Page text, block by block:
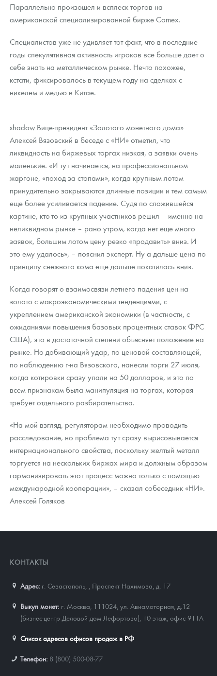
Параллельно произошел и всплеск торгов на
американской специализированной бирже Comex.
Специалистов уже не удивляет тот факт, что в последние
годы спекулятивная активность игроков все больше дает о
себе знать на металлическом рынке. Нечто похожее,
кстати, фиксировалось в текущем году на сделках с
никелем и медью в Китае.
shadow Вице-президент «Золотого монетного дома»
Алексей Вязовский в беседе с «НИ» отметил, что
ликвидность на биржевых торгах низкая, а заявки очень
маленькие. «И тут начинается, на профессиональном
жаргоне, «поход за стопами», когда крупным лотом
принудительно закрываются длинные позиции и тем самым
еще более усиливается падение. Судя по сложившейся
картине, кто-то из крупных участников решил – именно на
неликвидном рынке – рано утром, когда нет еще много
заявок, большим лотом цену резко «продавить» вниз. И
это ему удалось», – пояснил эксперт. Ну а дальше цена по
принципу снежного кома еще дальше покатилась вниз.
Когда говорят о взаимосвязи летнего падения цен на
золото с макроэкономическими тенденциями, с
укреплением американской экономики (в частности, с
ожиданиями повышения базовых процентных ставок ФРС
США), это в достаточной степени объясняет положение на
рынке. Но добивающий удар, по ценовой составляющей,
по наблюдению г-на Вязовского, нанесли торги 27 июля,
когда котировки сразу упали на 50 долларов, и это по
всем признакам была манипуляция на торгах, которая
требует отдельного разбирательства.
«На мой взгляд, регуляторам необходимо проводить
расследование, но проблема тут сразу вырисовывается
интернационального свойства, поскольку желтый металл
торгуется на нескольких биржах мира и должным образом
гармонизировать этот процесс можно только с помощью
международной кооперации», – сказал собеседник «НИ».
Алексей Голяков
КОНТАКТЫ
Адрес: г. Севастополь, Проспект Нахимова, д. 17
Выкуп монет: г. Москва, 111024, ул. Авиамоторная, д.12
(бизнес-центр Деловой дом Лефортово), 10 этаж, офис 911А
Список адресов офисов продаж в РФ
Телефон: 8 (800) 500-08-77